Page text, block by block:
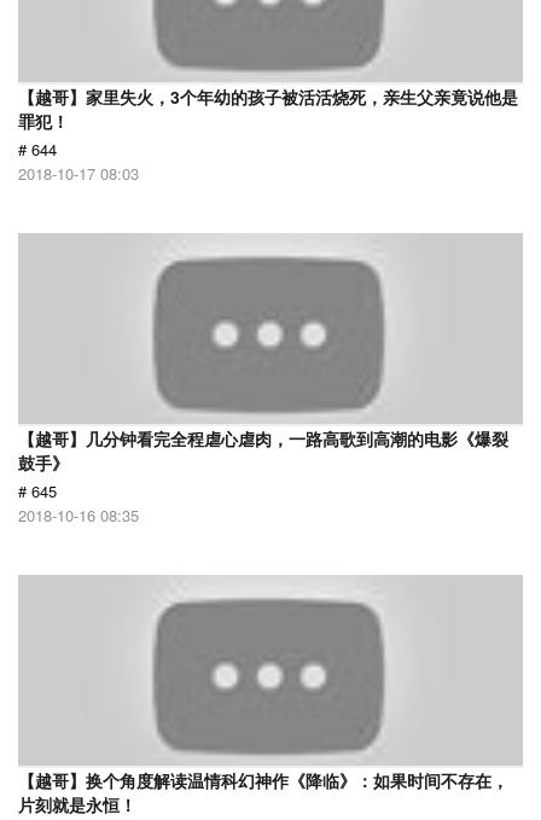
【越哥】家里失火，3个年幼的孩子被活活烧死，亲生父亲竟说他是
罪犯！
# 644
2018-10-17 08:03
【越哥】几分钟看完全程虐心虐肉，一路高歌到高潮的电影《爆裂
鼓手》
# 645
2018-10-16 08:35
【越哥】换个角度解读温情科幻神作《降临》：如果时间不存在，
片刻就是永恒！